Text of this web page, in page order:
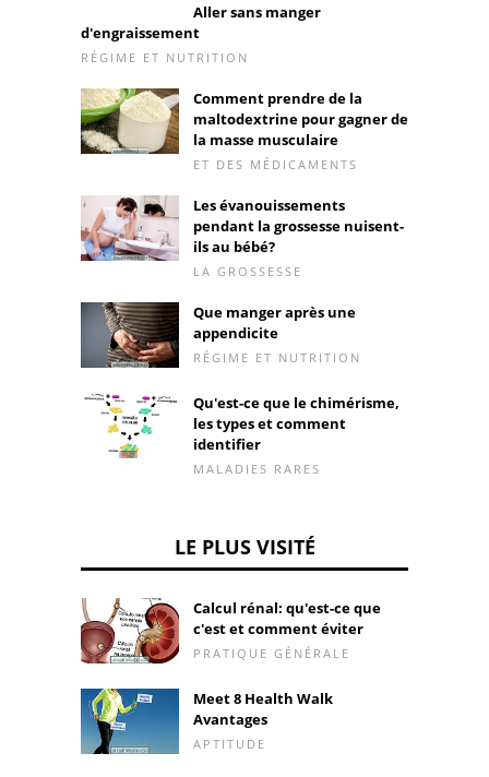
Aller sans manger
d'engraissement
RÉGIME ET NUTRITION
Comment prendre de la
maltodextrine pour gagner de
la masse musculaire
ET DES MÉDICAMENTS
Les évanouissements
pendant la grossesse nuisent-
ils au bébé?
LA GROSSESSE
Que manger après une
appendicite
RÉGIME ET NUTRITION
Qu'est-ce que le chimérisme,
les types et comment
identifier
MALADIES RARES
LE PLUS VISITÉ
Calcul rénal: qu'est-ce que
c'est et comment éviter
PRATIQUE GÉNÉRALE
Meet 8 Health Walk
Avantages
APTITUDE